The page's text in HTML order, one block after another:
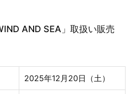
AND SEA」取扱い販売
2025年12月20日（土）